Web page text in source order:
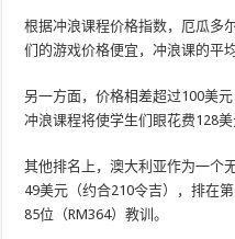
根据冲浪课程价格指数，厄瓜多
们的游戏价格便宜，冲浪课的平
另一方面，价格相差超过100美
冲浪课程将使学生们眼花费128美
其他排名上，澳大利亚作为一个
49美元（约合210令吉），排在
85位（RM364）教训。